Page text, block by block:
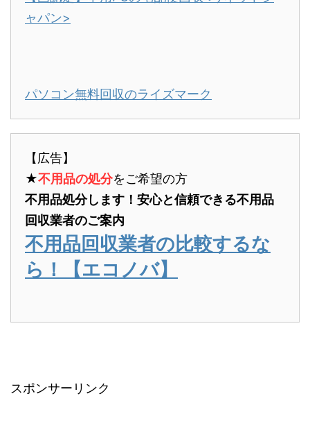
ャパン>
パソコン無料回収のライズマーク
【広告】
★不用品の処分をご希望の方
不用品処分します！安心と信頼できる不用品
回収業者のご案内
不用品回収業者の比較するな
ら！【エコノバ】
スポンサーリンク